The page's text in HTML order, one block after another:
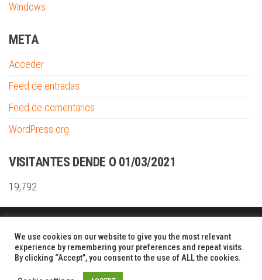
Windows
META
Acceder
Feed de entradas
Feed de comentarios
WordPress.org
VISITANTES DENDE O 01/03/2021
19,792
We use cookies on our website to give you the most relevant
experience by remembering your preferences and repeat visits.
By clicking “Accept”, you consent to the use of ALL the cookies.